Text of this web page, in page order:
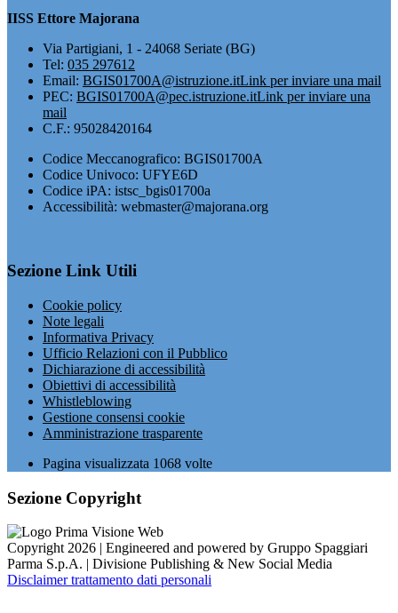
IISS Ettore Majorana
Via Partigiani, 1 - 24068 Seriate (BG)
Tel: 035 297612
Email: BGIS01700A@istruzione.itLink per inviare una mail
PEC: BGIS01700A@pec.istruzione.itLink per inviare una
mail
C.F.: 95028420164
Codice Meccanografico: BGIS01700A
Codice Univoco: UFYE6D
Codice iPA: istsc_bgis01700a
Accessibilità: webmaster@majorana.org
Sezione Link Utili
Cookie policy
Note legali
Informativa Privacy
Ufficio Relazioni con il Pubblico
Dichiarazione di accessibilità
Obiettivi di accessibilità
Whistleblowing
Gestione consensi cookie
Amministrazione trasparente
Pagina visualizzata 1068 volte
Sezione Copyright
Copyright 2026 | Engineered and powered by Gruppo Spaggiari
Parma S.p.A. | Divisione Publishing & New Social Media
Disclaimer trattamento dati personali